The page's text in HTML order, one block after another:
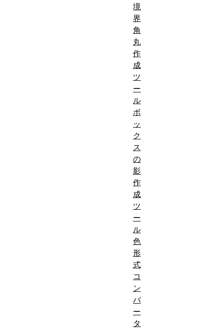
境
界
角
丸
作
成
ツ
ー
ル
ボ
ッ
ク
ス
の
影
作
成
ツ
ー
ル
色
形
式
コ
ン
バ
ー
タ